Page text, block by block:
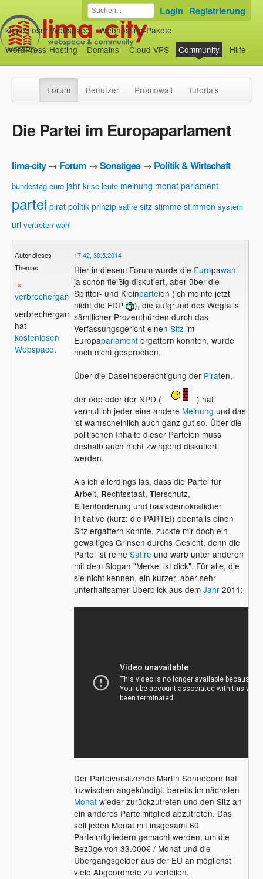
kostenloser Webspace
Webhosting-Pakete
WordPress-Hosting
Domains Cloud-VPS Community Hilfe
Login Registrierung
Forum Benutzer Promowall Tutorials
Die Partei im Europaparlament
lima-city→ Forum →Sonstiges→ Politik & Wirtschaft
bundestag euro jahr krise leute meinung monat parlament
partei pirat politik prinzip satire sitz stimme stimmen system
url vertreten wahl
Autor dieses
Themas
verbrechergame
verbrechergame
hat
kostenlosen
Webspace.
17:42, 30.5.2014
Hier in diesem Forum wurde die Europawahl
ja schon fleißig diskutiert, aber über die
Splitter- und Kleinparteien (ich meinte jetzt
nicht die FDP
), die aufgrund des Wegfalls
sämtlicher Prozenthürden durch das
Verfassungsgericht einen Sitz im
Europaparlamentergattern konnten, wurde
noch nicht gesprochen.
Über die Daseinsberechtigung der Piraten,
der ödp oder der NPD (
) hat
vermutlich jeder eine andere Meinung und das
ist wahrscheinlich auch ganz gut so. Über die
politischen Inhalte dieser Parteien muss
deshalb auch nicht zwingend diskutiert
werden.
Als ich allerdings las, dass die Partei für
Arbeit, Rechtsstaat, Tierschutz,
Elitenförderung und basisdemokraticher
Initiative (kurz: die PARTEI) ebenfalls einen
Sitz ergattern konnte, zuckte mir doch ein
gewaltiges Grinsen durchs Gesicht, denn die
Partei ist reine Satire und warb unter anderen
mit dem Slogan "Merkel ist dick". Für alle, die
sie nicht kennen, ein kurzer, aber sehr
unterhaltsamer Überblick aus dem Jahr2011:
Der Parteivorsitzende Martin Sonneborn hat
inzwischen angekündigt, bereits im nächsten
Monatwieder zurückzutreten und den Sitz an
ein anderes Parteimitglied abzutreten. Das
soll jeden Monat mit insgesamt 60
Parteimitgliedern gemacht werden, um die
Bezüge von 33.000€ / Monat und die
Übergangsgelder aus der EU an möglichst
viele Abgeordnete zu verteilen.